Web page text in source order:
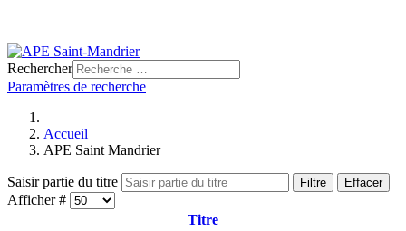
Rechercher
Paramètres de recherche
Accueil
APE Saint Mandrier
Saisir partie du titre Filtre Effacer
Afficher #
Titre